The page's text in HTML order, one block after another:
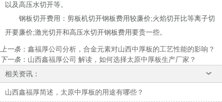
以及高压水切开等。
钢板切开费用：剪板机切开钢板费用较廉价;火焰切开比等离子切
开要廉价;激光切开和高压水切开钢板费用要贵一些。
上一条： 鑫福厚公司分析，合金元素对山西中厚板的工艺性能的影响？
下一条： 山西鑫福厚公司 解读，如何选择太原中厚板生产厂家？
相关资讯：
山西鑫福厚简述，太原中厚板的用途有哪些？